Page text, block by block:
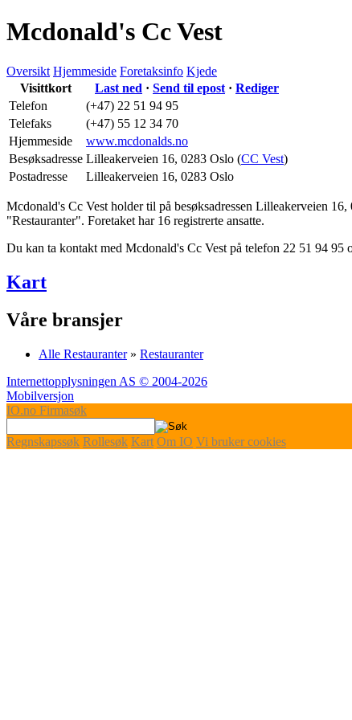
Mcdonald's Cc Vest
Oversikt Hjemmeside Foretaksinfo Kjede
Visittkort
Last ned · Send til epost · Rediger
Telefon
(+47) 22 51 94 95
Telefaks
(+47) 55 12 34 70
Hjemmeside
www.mcdonalds.no
Besøksadresse Lilleakerveien 16, 0283 Oslo (CC Vest)
Postadresse
Lilleakerveien 16, 0283 Oslo
Mcdonald's Cc Vest holder til på besøksadressen Lilleakerveien 16,
"Restauranter". Foretaket har 16 registrerte ansatte.
Du kan ta kontakt med Mcdonald's Cc Vest på telefon 22 51 94 95
Kart
Våre bransjer
Alle Restauranter» Restauranter
Internettopplysningen AS © 2004-2026
Mobilversjon
IO.no Firmasøk
Regnskapssøk Rollesøk Kart Om IO Vi bruker cookies